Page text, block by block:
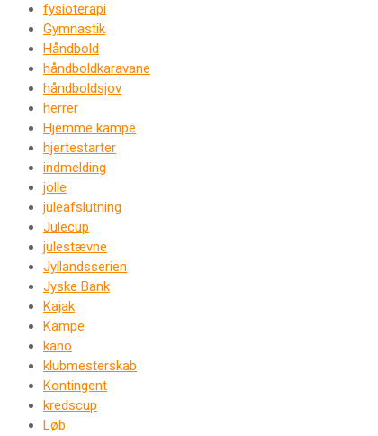
fysioterapi
Gymnastik
Håndbold
håndboldkaravane
håndboldsjov
herrer
Hjemme kampe
hjertestarter
indmelding
jolle
juleafslutning
Julecup
julestævne
Jyllandsserien
Jyske Bank
Kajak
Kampe
kano
klubmesterskab
Kontingent
kredscup
Løb